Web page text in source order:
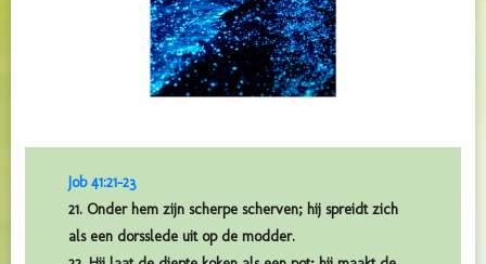
Job 41:21-23
21. Onder hem zijn scherpe scherven; hij spreidt zich
als een dorsslede uit op de modder.